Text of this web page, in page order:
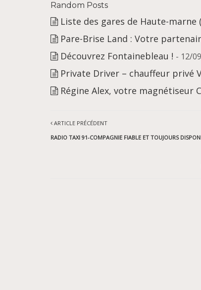
Random Posts
Liste des gares de Haute-marne
Pare-Brise Land : Votre
Découvrez Fontainebleau ! - 12/
Private Driver – chauffeur privé
Régine Alex, votre magnétiseur
ARTICLE PRÉCÉDENT
RADIO TAXI 91-COMPAGNIE FIABLE ET TOUJOURS